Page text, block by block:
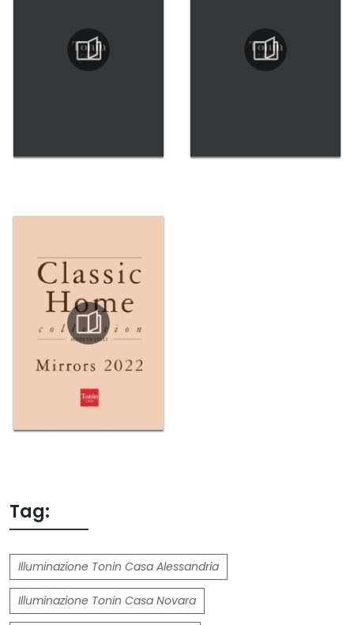
Tag:
Illuminazione Tonin Casa Alessandria
Illuminazione Tonin Casa Novara